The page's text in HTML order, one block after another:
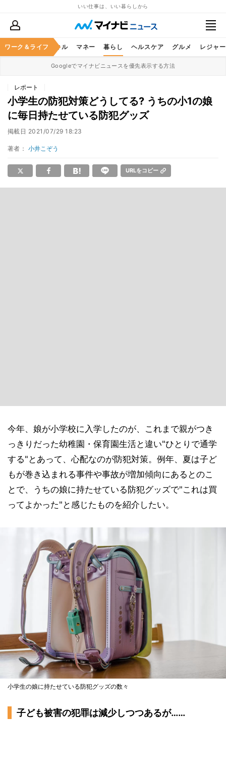
いい仕事は、いい暮らしから
ワーク＆ライフ
ア ビジネススキル マネー 暮らし ヘルスケア グルメ レジャー
Googleでマイナビニュースを優先表示する方法
レポート
小学生の防犯対策どうしてる? うちの小1の娘
に毎日持たせている防犯グッズ
掲載日 2021/07/29 18:23
著者： 小井こぞう
URLをコピー
今年、娘が小学校に入学したのが、これまで親がつき
っきりだった幼稚園・保育園生活と違い"ひとりで通学
する"とあって、心配なのが防犯対策。例年、夏は子ど
もが巻き込まれる事件や事故が増加傾向にあるとのこ
とで、うちの娘に持たせている防犯グッズで"これは買
ってよかった"と感じたものを紹介したい。
小学生の娘に持たせている防犯グッズの数々
子ども被害の犯罪は減少しつつあるが……